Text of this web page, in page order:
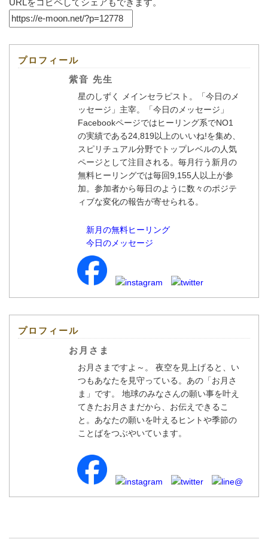
プロフィール
紫音 先生
星のしずく メインセラピスト。「今日のメ
ッセージ」主宰。「今日のメッセージ」
Facebookページではヒーリング系でNO1
の実績である24,819以上のいいね!を集め、
スピリチュアル分野でトップレベルの人気
ページとして注目される。毎月行う新月の
無料ヒーリングでは毎回9,155人以上が参
加。参加者から毎日のように数々のポジテ
ィブな変化の報告が寄せられる。
新月の無料ヒーリング
今日のメッセージ
プロフィール
お月さま
お月さまですよ～。 夜空を見上げると、い
つもあなたを見守っている。あの「お月さ
ま」です。 地球のみなさんの願い事を叶え
てきたお月さまだから、お伝えできるこ
と。あなたの願いを叶えるヒントや季節の
ことばをつぶやいています。